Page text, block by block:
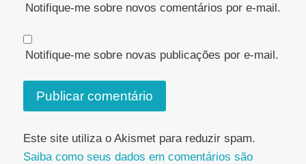
Notifique-me sobre novos comentários por e-mail.
Notifique-me sobre novas publicações por e-mail.
Este site utiliza o Akismet para reduzir spam.
Saiba como seus dados em comentários são